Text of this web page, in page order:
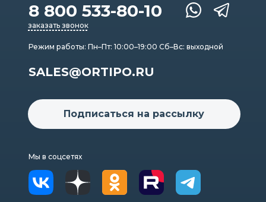
заказать звонок
Режим работы: Пн–Пт: 10:00–19:00 Сб–Вс: выходной
8 800 533-80-10
SALES@ORTIPO.RU
Подписаться на рассылку
Мы в соцсетях